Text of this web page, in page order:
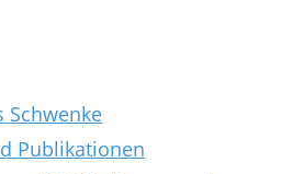
Schwenke
Publikationen